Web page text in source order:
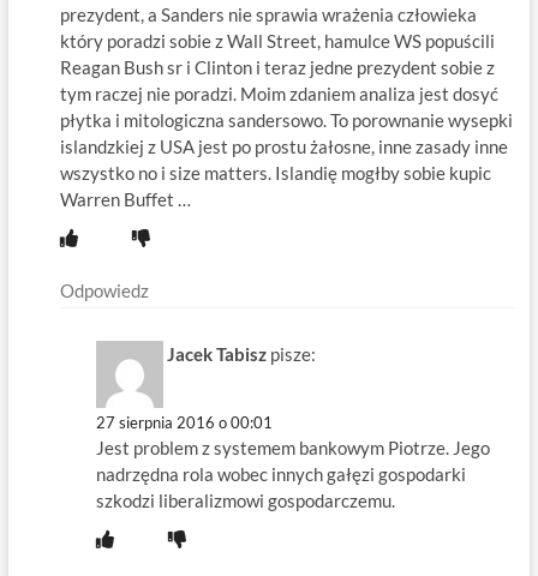
prezydent, a Sanders nie sprawia wrażenia człowieka
który poradzi sobie z Wall Street, hamulce WS popuścili
Reagan Bush sr i Clinton i teraz jedne prezydent sobie z
tym raczej nie poradzi. Moim zdaniem analiza jest dosyć
płytka i mitologiczna sandersowo. To porownanie wysepki
islandzkiej z USA jest po prostu żałosne, inne zasady inne
wszystko no i size matters. Islandię mogłby sobie kupic
Warren Buffet …
Odpowiedz
Jacek Tabisz pisze:
27 sierpnia 2016 o 00:01
Jest problem z systemem bankowym Piotrze. Jego
nadrzędna rola wobec innych gałęzi gospodarki
szkodzi liberalizmowi gospodarczemu.